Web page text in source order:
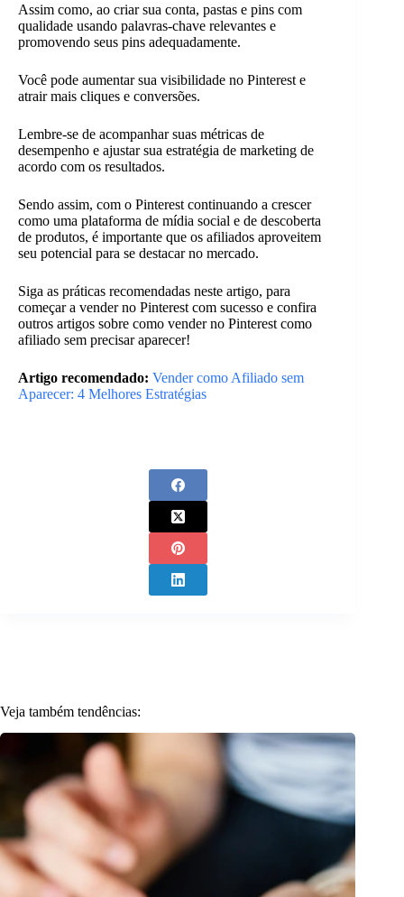
Assim como, ao criar sua conta, pastas e pins com
qualidade usando palavras-chave relevantes e
promovendo seus pins adequadamente.
Você pode aumentar sua visibilidade no Pinterest e
atrair mais cliques e conversões.
Lembre-se de acompanhar suas métricas de
desempenho e ajustar sua estratégia de marketing de
acordo com os resultados.
Sendo assim, com o Pinterest continuando a crescer
como uma plataforma de mídia social e de descoberta
de produtos, é importante que os afiliados aproveitem
seu potencial para se destacar no mercado.
Siga as práticas recomendadas neste artigo, para
começar a vender no Pinterest com sucesso e confira
outros artigos sobre como vender no Pinterest como
afiliado sem precisar aparecer!
Artigo recomendado: Vender como Afiliado sem
Aparecer: 4 Melhores Estratégias
Veja também tendências: